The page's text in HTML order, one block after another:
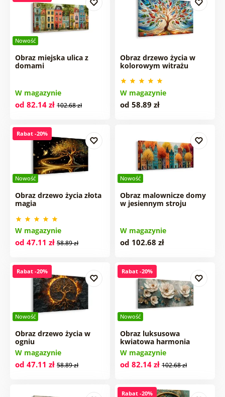
Nowość
Obraz miejska ulica z
domami
W magazynie
od 82.14 zł 102.68 zł
Obraz drzewo życia w
kolorowym witrażu
W magazynie
od 58.89 zł
Nowość
Rabat -20%
Obraz drzewo życia złota
magia
W magazynie
od 47.11 zł 58.89 zł
Nowość
Obraz malownicze domy
w jesiennym stroju
W magazynie
od 102.68 zł
Nowość
Rabat -20%
Obraz drzewo życia w
ogniu
W magazynie
od 47.11 zł 58.89 zł
Nowość
Rabat -20%
Obraz luksusowa
kwiatowa harmonia
W magazynie
od 82.14 zł 102.68 zł
Rabat -20%